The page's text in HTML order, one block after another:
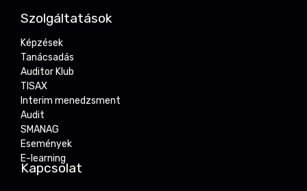
Szolgáltatások
Képzések
Tanácsadás
Auditor Klub
TISAX
Interim menedzsment
Audit
SMANAG
Események
E-learning
Kapcsolat